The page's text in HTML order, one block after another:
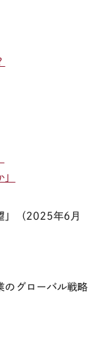
」（ 2025年6 月
のグローバル戦略